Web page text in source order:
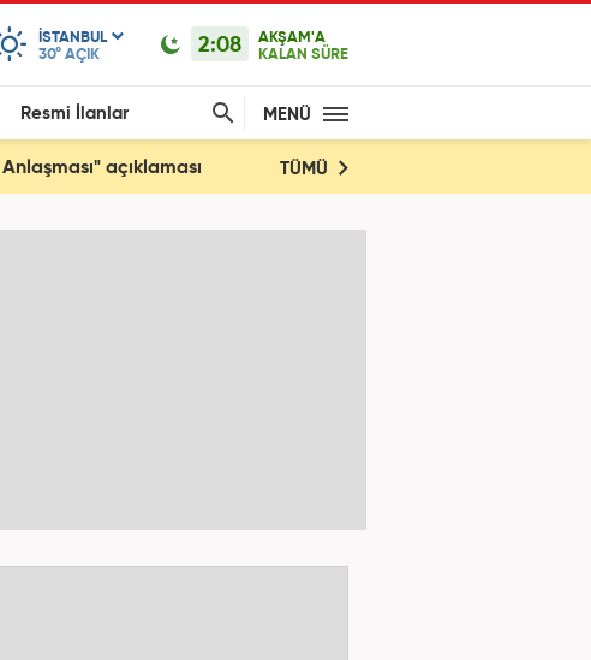
ISTANBUL
30° AÇIK 2:08
AKŞAM'A
KALAN SÜRE
Resmi İlanlar MENÜ
açıklaması TÜMÜ